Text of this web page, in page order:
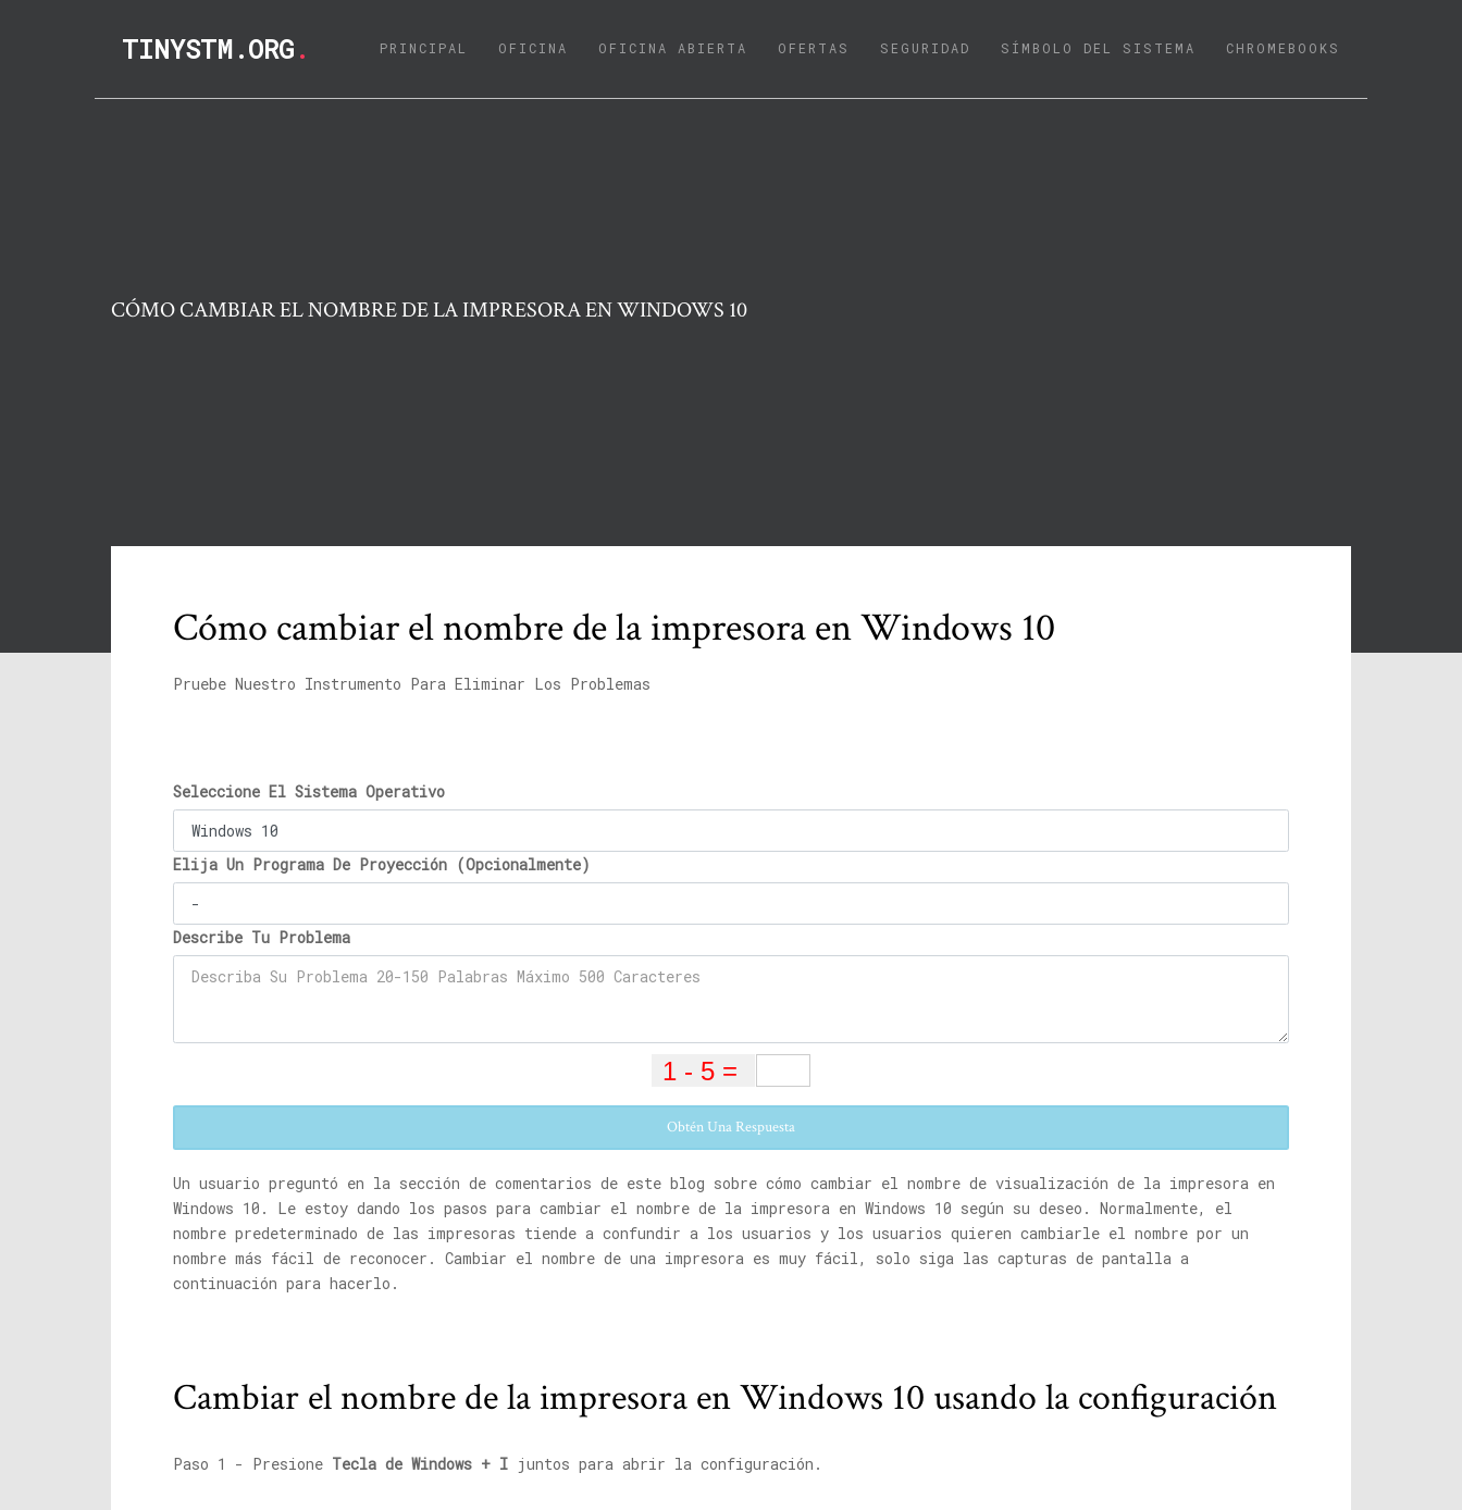
TINYSTM.ORG. PRINCIPAL (CURRENT)
OFICINA OFICINA ABIERTA OFERTAS SEGURIDAD SÍMBOLO DEL SISTEMA CHROMEBOOKS
CÓMO CAMBIAR EL NOMBRE DE LA IMPRESORA EN WINDOWS 10
Cómo cambiar el nombre de la impresora en Windows 10
Pruebe Nuestro Instrumento Para Eliminar Los Problemas
Seleccione El Sistema Operativo
Elija Un Programa De Proyección (Opcionalmente)
Describe Tu Problema
Obtén Una Respuesta
Un usuario preguntó en la sección de comentarios de este blog sobre cómo cambiar el nombre de visualización de la impresora en
Windows 10. Le estoy dando los pasos para cambiar el nombre de la impresora en Windows 10 según su deseo. Normalmente, el
nombre predeterminado de las impresoras tiende a confundir a los usuarios y los usuarios quieren cambiarle el nombre por un
nombre más fácil de reconocer. Cambiar el nombre de una impresora es muy fácil, solo siga las capturas de pantalla a
continuación para hacerlo.
Cambiar el nombre de la impresora en Windows 10 usando la configuración
Paso 1 - Presione Tecla de Windows + I juntos para abrir la configuración.